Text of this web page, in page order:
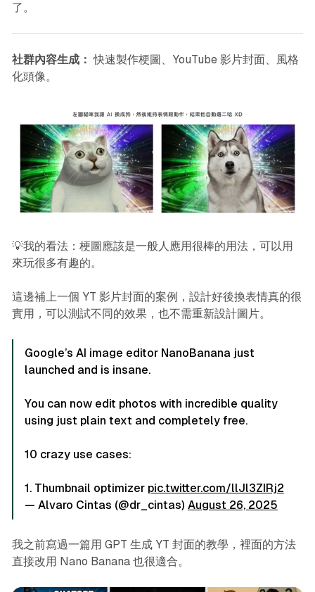
了。
社群內容生成： 快速製作梗圖、YouTube 影片封面、風格
化頭像。
💡我的看法：梗圖應該是一般人應用很棒的用法，可以用
來玩很多有趣的。
這邊補上一個 YT 影片封面的案例，設計好後換表情真的很
實用，可以測試不同的效果，也不需重新設計圖片。
Google’s AI image editor NanoBanana just
launched and is insane.
You can now edit photos with incredible quality
using just plain text and completely free.
10 crazy use cases:
1. Thumbnail optimizer pic.twitter.com/llJl3ZIRj2
— Alvaro Cintas (@dr_cintas) August 26, 2025
我之前寫過一篇用 GPT 生成 YT 封面的教學，裡面的方法
直接改用 Nano Banana 也很適合。